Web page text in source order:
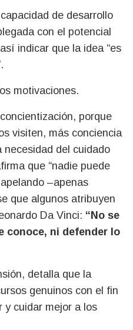
de desarrollo
con el potencial
indicar que la idea “es
motivaciones.
porque
visiten, más conciencia
necesidad del cuidado
que “nadie puede
–apenas
que algunos atribuyen
Da Vinci: “No se
conoce, ni defender lo
detalla que la
genuinos con el fin
y cuidar mejor a los